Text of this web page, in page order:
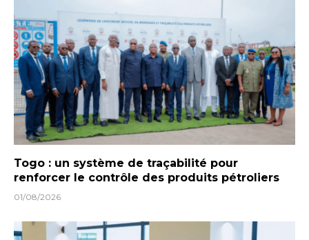
Togo : un système de traçabilité pour
renforcer le contrôle des produits pétroliers
01/08/2026